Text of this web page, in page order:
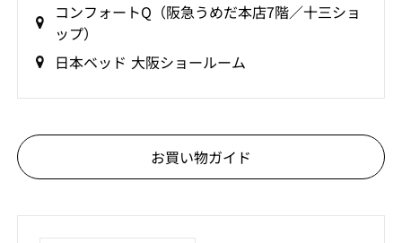
コンフォートQ（阪急うめだ本店7階／十三ショ
ップ）
日本ベッド 大阪ショールーム
お買い物ガイド